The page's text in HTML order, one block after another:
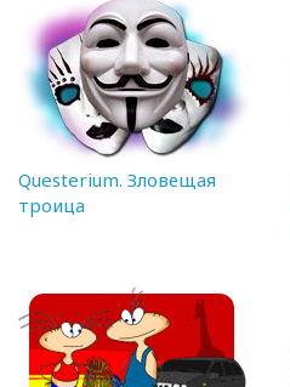
Questerium. Зловещая
троица